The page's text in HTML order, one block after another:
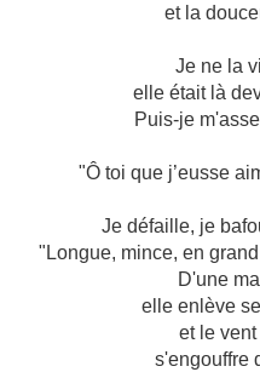
et la
Je ne la
elle était là
Puis-je
"Ô toi que j’eusse
Je défaille, je
"Longue, mince, en
D'une
elle enlève
et le
s'engouffre